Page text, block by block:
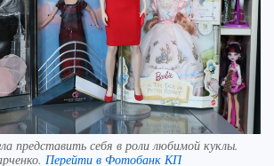
представить себя в роли любимой куклы.
Перейти в Фотобанк КП